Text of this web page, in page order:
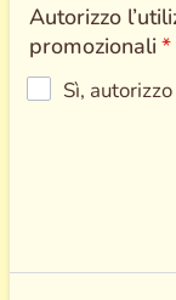
Autorizzo
promozionali *
Sì, autorizzo